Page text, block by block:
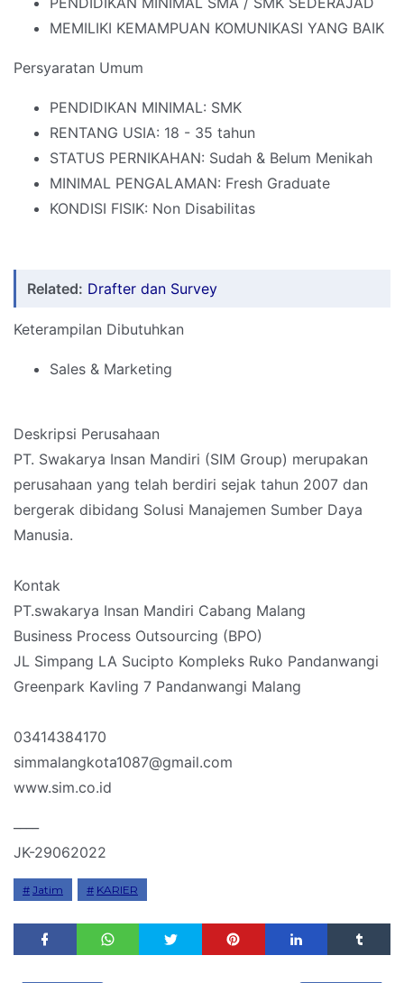
MEMILIKI KEMAMPUAN KOMUNIKASI YANG BAIK
Persyaratan Umum
PENDIDIKAN MINIMAL: SMK
RENTANG USIA: 18 - 35 tahun
STATUS PERNIKAHAN: Sudah & Belum Menikah
MINIMAL PENGALAMAN: Fresh Graduate
KONDISI FISIK: Non Disabilitas
Related: Drafter dan Survey
Keterampilan Dibutuhkan
Sales & Marketing
Deskripsi Perusahaan
PT. Swakarya Insan Mandiri (SIM Group) merupakan
perusahaan yang telah berdiri sejak tahun 2007 dan
bergerak dibidang Solusi Manajemen Sumber Daya
Manusia.
Kontak
PT.swakarya Insan Mandiri Cabang Malang
Business Process Outsourcing (BPO)
JL Simpang LA Sucipto Kompleks Ruko Pandanwangi
Greenpark Kavling 7 Pandanwangi Malang
03414384170
simmalangkota1087@gmail.com
www.sim.co.id
JK-29062022
Jatim KARIER